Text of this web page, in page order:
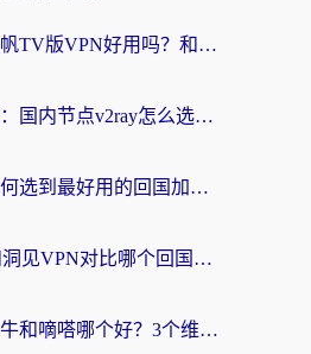
海外党必看：快帆TV版VPN好用吗？和快游VPN对比哪个回国效果更好？附实用避坑指南
海外党无忧指南：国内节点v2ray怎么选？一键回国VPN+多场景实测帮你避坑
海外党必看：如何选到最好用的回国加速器？从节点到售后的全维度指南
ChickCN VPN和洞见VPN对比哪个回国效果更好？海外党亲测3款加速器+避坑指南
海外党必看：斧牛和嘀嗒哪个好？3个维度教你选对回国加速器